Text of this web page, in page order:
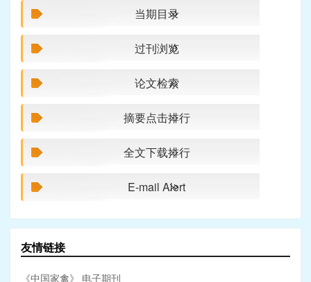
当期目录
过刊浏览
论文检索
摘要点击排行
全文下载排行
E-mail Alert
友情链接
《中国家禽》 电子期刊